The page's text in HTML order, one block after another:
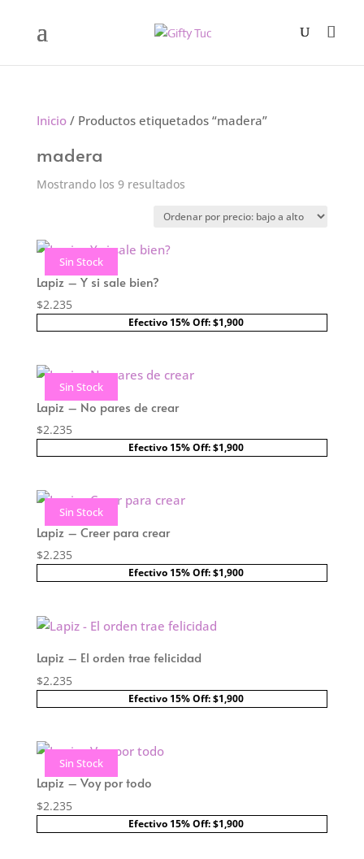
Inicio/ Productos etiquetados “madera”
madera
Mostrando los 9 resultadosOrdenado
precio:
Sin Stock
Lapiz – Y si sale bien?
$2.235
Efectivo 15% Off: $1,900
Sin Stock
Lapiz – No pares de crear
$2.235
Efectivo 15% Off: $1,900
Sin Stock
Lapiz – Creer para crear
$2.235
Efectivo 15% Off: $1,900
Lapiz – El orden trae felicidad
$2.235
Efectivo 15% Off: $1,900
Sin Stock
Lapiz – Voy por todo
$2.235
Efectivo 15% Off: $1,900